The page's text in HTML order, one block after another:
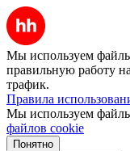
Мы используем
правильную работу
трафик.
Правила
Мы используем
файлов cookie
Понятно